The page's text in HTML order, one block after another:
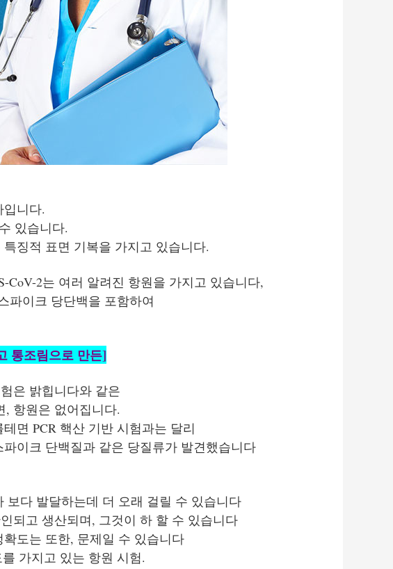
니다.
있습니다.
징적 표면 기복을 가지고 있습니다.
CoV-2는 여러 알려진 항원을 가지고 있습니다,
파이크 당단백을 포함하여
통조림으로 만든]
은 밝힙니다와 같은
, 항원은 없어집니다.
면 PCR 핵산 기반 시험과는 달리
이크 단백질과 같은 당질류가 발견했습니다
다 발달하는데 더 오래 걸릴 수 있습니다
되고 생산되며, 그것이 하 할 수 있습니다
도는 또한, 문제일 수 있습니다
가지고 있는 항원 시험.